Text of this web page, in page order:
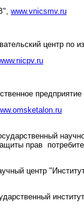
www.vnicsmv.ru
центр по
предприятие
прав
центр